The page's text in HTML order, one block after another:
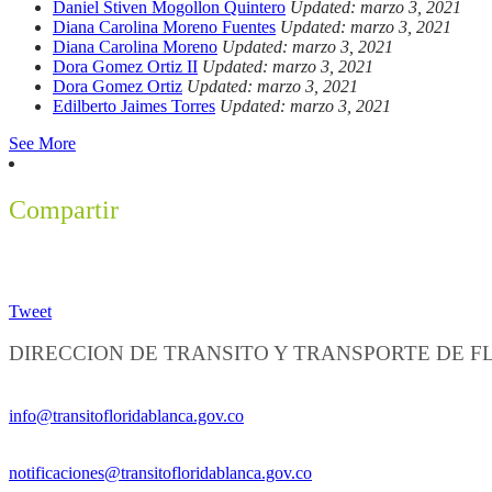
Daniel Stiven Mogollon Quintero Updated: marzo 3, 2021
Diana Carolina Moreno Fuentes Updated: marzo 3, 2021
Diana Carolina Moreno Updated: marzo 3, 2021
Dora Gomez Ortiz II Updated: marzo 3, 2021
Dora Gomez Ortiz Updated: marzo 3, 2021
Edilberto Jaimes Torres Updated: marzo 3, 2021
See More
Compartir
Tweet
DIRECCION DE TRANSITO Y TRANSPORTE DE
info@transitofloridablanca.gov.co
notificaciones@transitofloridablanca.gov.co